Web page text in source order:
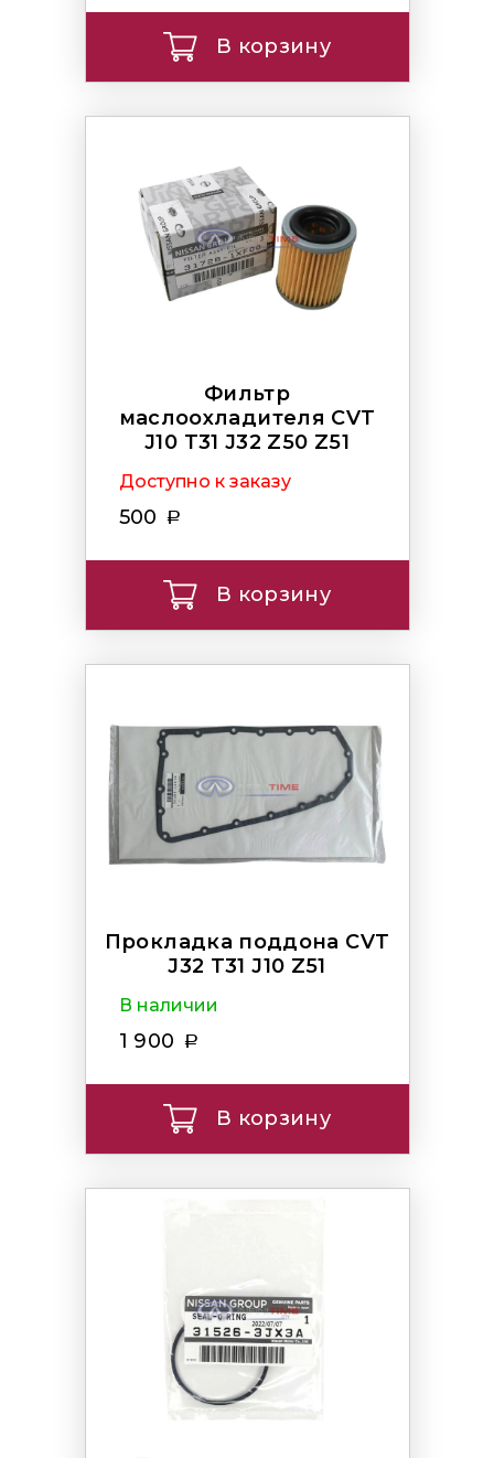
В корзину
Фильтр
маслоохладителя CVT
J10 T31 J32 Z50 Z51
Доступно к заказу
500
В корзину
Прокладка поддона CVT
J32 T31 J10 Z51
В наличии
1 900
В корзину